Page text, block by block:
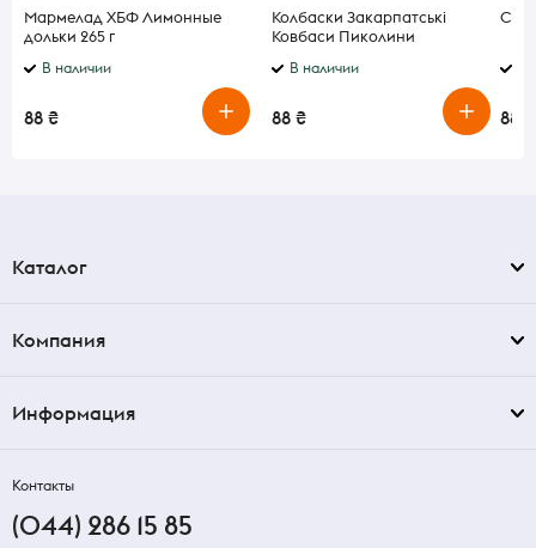
Мармелад ХБФ Лимонные
дольки 265 г
В наличии
88 ₴
Колбаски Закарпатські
Ковбаси Пиколини
В наличии
88 ₴
Сыр
88 ₴
Каталог
Компания
Информация
Контакты
(044) 286 15 85